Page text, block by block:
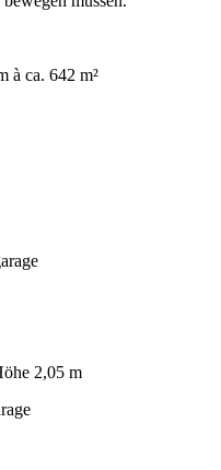
à ca. 642 m²
2,05 m